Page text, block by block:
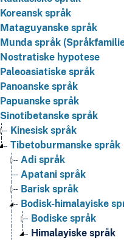
Koreansk språk
Mataguyanske språk
Munda språk
Nostratiske hypotese
Paleoasiatiske språk
Panoanske språk
Papuanske språk
Sinotibetanske språk
Kinesisk språk
Tibetoburmanske språk
Adi språk
Apatani språk
Barisk språk
Bodisk-himalayiske
Bodiske språk
Himalayiske språk